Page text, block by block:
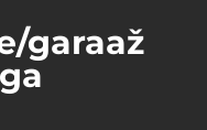
garaaž